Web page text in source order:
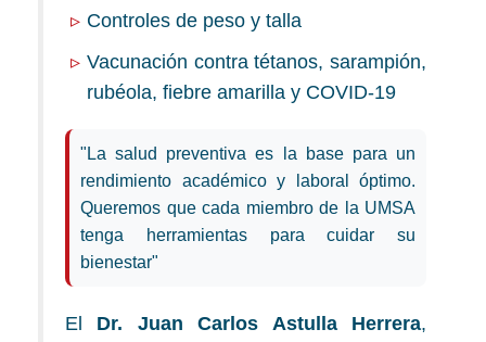
Controles de peso y talla
Vacunación contra tétanos, sarampión,
rubéola, fiebre amarilla y COVID-19
"La salud preventiva es la base para un
rendimiento académico y laboral óptimo.
Queremos que cada miembro de la UMSA
tenga herramientas para cuidar su
bienestar"
El Dr. Juan Carlos Astulla Herrera,